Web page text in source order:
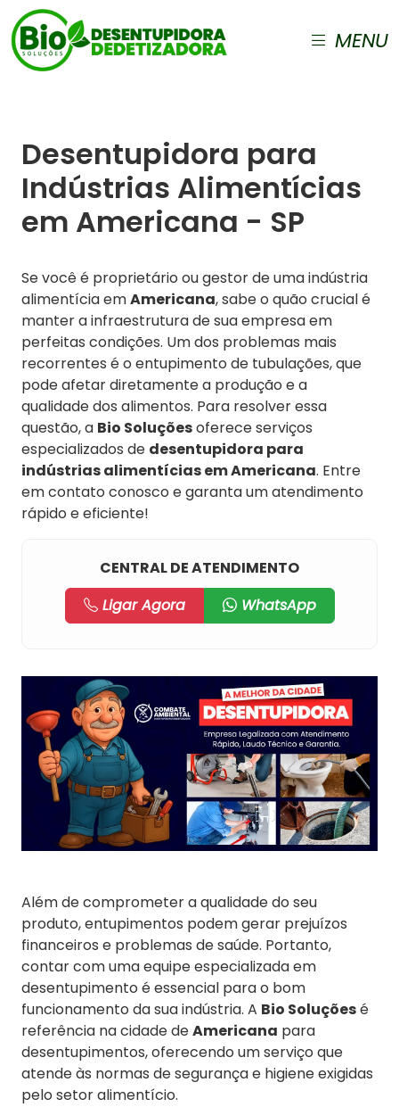
MENU
Desentupidora para
Indústrias Alimentícias
em Americana - SP
Se você é proprietário ou gestor de uma indústria
alimentícia emAmericana, sabe o quão crucial é
manter a infraestrutura de sua empresa em
perfeitas condições. Um dos problemas mais
recorrentes é o entupimento de tubulações, que
pode afetar diretamente a produção e a
qualidade dos alimentos. Para resolver essa
questão, a Bio Soluçõesoferece serviços
especializados de desentupidora para
indústrias alimentícias em Americana. Entre
em contato conosco e garanta um atendimento
rápido e eficiente!
CENTRAL DE ATENDIMENTO
Ligar Agora
WhatsApp
Além de comprometer a qualidade do seu
produto, entupimentos podem gerar prejuízos
financeiros e problemas de saúde. Portanto,
contar com uma equipe especializada em
desentupimento é essencial para o bom
funcionamento da sua indústria. A Bio Soluçõesé
referência na cidade deAmericana para
desentupimentos, oferecendo um serviço que
atende às normas de segurança e higiene exigidas
pelo setor alimentício.